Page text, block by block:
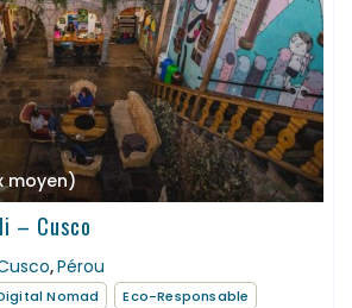
moyen)
– Cusco
,Pérou
Nomad
Eco-Responsable